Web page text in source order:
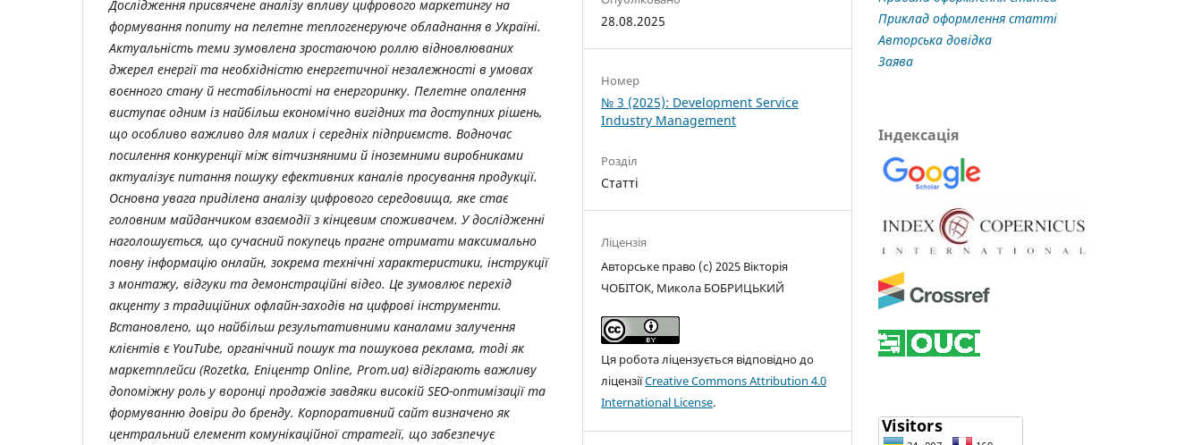
Дослідження присвячене аналізу впливу цифрового маркетингу на
формування попиту на пелетне теплогенеруюче обладнання в Україні.
Актуальність теми зумовлена зростаючою роллю відновлюваних
джерел енергії та необхідністю енергетичної незалежності в умовах
воєнного стану й нестабільності на енергоринку. Пелетне опалення
виступає одним із найбільш економічно вигідних та доступних рішень,
що особливо важливо для малих і середніх підприємств. Водночас
посилення конкуренції між вітчизняними й іноземними виробниками
актуалізує питання пошуку ефективних каналів просування продукції.
Основна увага приділена аналізу цифрового середовища, яке стає
головним майданчиком взаємодії з кінцевим споживачем. У дослідженні
наголошується, що сучасний покупець прагне отримати максимально
повну інформацію онлайн, зокрема технічні характеристики, інструкції
з монтажу, відгуки та демонстраційні відео. Це зумовлює перехід
акценту з традиційних офлайн-заходів на цифрові інструменти.
Встановлено, що найбільш результативними каналами залучення
клієнтів є YouTube, органічний пошук та пошукова реклама, тоді як
маркетплейси (Rozetka, Епіцентр Online, Prom.ua) відіграють важливу
допоміжну роль у воронці продажів завдяки високій SEO-оптимізації та
формуванню довіри до бренду. Корпоративний сайт визначено як
центральний елемент комунікаційної стратегії, що забезпечує
28.08.2025
Номер
№ 3 (2025): Development Service
Industry Management
Розділ
Статті
Ліцензія
Авторське право (c) 2025 Вікторія
ЧОБІТОК, Микола БОБРИЦЬКИЙ
Ця робота ліцензується відповідно до
ліцензіїCreative Commons Attribution 4.0
International License.
Приклад оформлення статті
Авторська довідка
Заява
Індексація